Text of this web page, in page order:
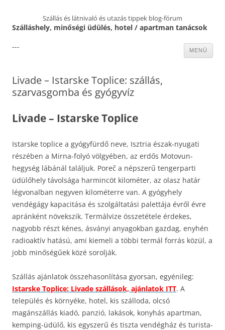
Szállás és látnivaló és utazás tippek blog-fórum
Szálláshely, minőségi üdülés, hotel / apartman tanácsok
MENÜ
---
Livade – Istarske Toplice: szállás,
szarvasgomba és gyógyvíz
Livade – Istarske Toplice
Istarske toplice a gyógyfürdő neve, Isztria észak-nyugati
részében a Mirna-folyó völgyében, az erdős Motovun-
hegység lábánál találjuk. Poreč a népszerű tengerparti
üdülőhely távolsága harmincöt kilométer, az olasz határ
légvonalban negyven kilométerre van. A gyógyhely
vendégágy kapacitása és szolgáltatási palettája évről évre
apránként növekszik. Termálvize összetétele érdekes,
nagyobb részt kénes, ásványi anyagokban gazdag, enyhén
radioaktív hatású, ami kiemeli a többi termál forrás közül, a
jobb minőségűek közé sorolják.
Szállás ajánlatok összehasonlítása gyorsan, egyénileg:
Istarske Toplice: Livade szállások, ajánlatok ITT. A
település és környéke, hotel, kis szálloda, olcsó
magánszállás kiadó, panzió, lakások, konyhás apartman,
kemping-üdülő, kis egyszerű és tiszta vendégház és turista-